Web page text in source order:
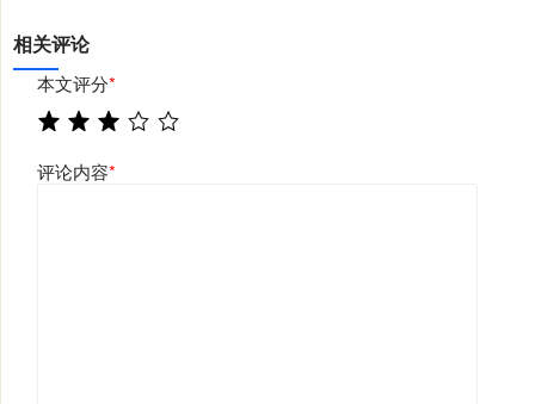
相关评论
本文评分*
评论内容*